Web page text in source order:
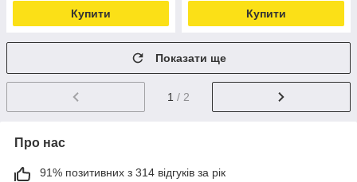
Купити Купити
Показати ще
1 / 2
Про нас
91% позитивних з 314 відгуків за рік